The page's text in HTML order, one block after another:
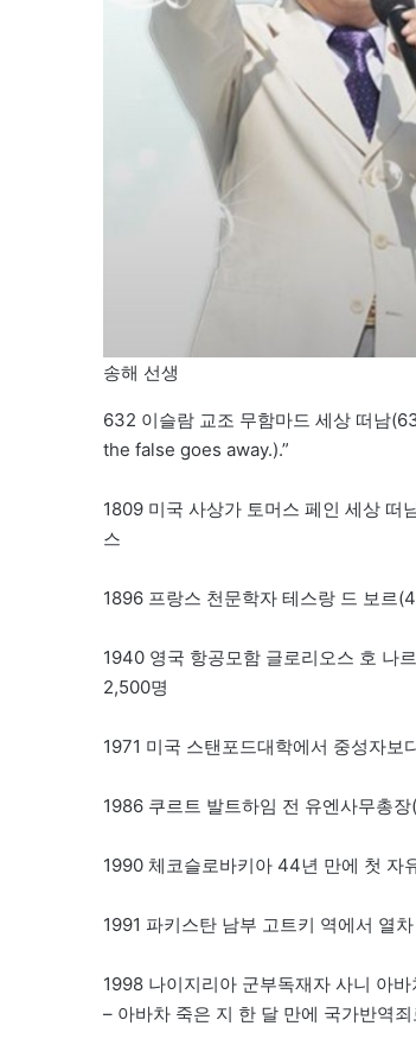
송해 선생
632 이슬람 교조 무함마드 세상 떠남
the false goes away.).”
1809 미국 사상가 토머스 페인 세상 떠
스
1896 프랑스 천문학자 테스랑 드 보르
1940 영국 항공모함 글로리오스 호 나
2,500명
1971 미국 스탠포드대학에서 중성자보
1986 쿠르트 발트하임 전 유엔사무총
1990 체코슬로바키아 44년 만에 첫 자
1991 파키스탄 남부 고트키 역에서 열
1998 나이지리아 군부독재자 사니 아
– 아바차 죽은 지 한 달 만에 국가반역